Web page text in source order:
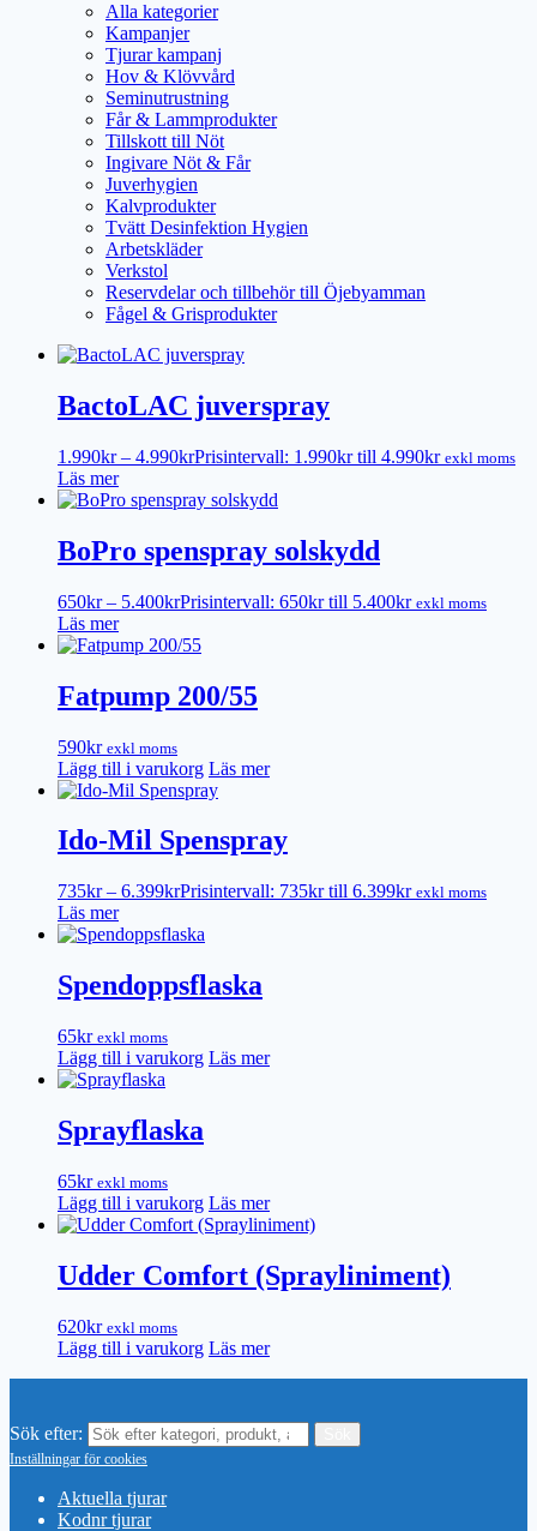
Alla kategorier
Kampanjer
Tjurar kampanj
Hov & Klövvård
Seminutrustning
Får & Lammprodukter
Tillskott till Nöt
Ingivare Nöt & Får
Juverhygien
Kalvprodukter
Tvätt Desinfektion Hygien
Arbetskläder
Verkstol
Reservdelar och tillbehör till Öjebyamman
Fågel & Grisprodukter
BactoLAC juverspray
1.990kr – 4.990krPrisintervall: 1.990kr till 4.990kr exkl moms
Läs mer
BoPro spenspray solskydd
650kr – 5.400krPrisintervall: 650kr till 5.400kr exkl moms
Läs mer
Fatpump 200/55
590kr exkl moms
Lägg till i varukorg Läs mer
Ido-Mil Spenspray
735kr – 6.399krPrisintervall: 735kr till 6.399kr exkl moms
Läs mer
Spendoppsflaska
65kr exkl moms
Lägg till i varukorg Läs mer
Sprayflaska
65kr exkl moms
Lägg till i varukorg Läs mer
Udder Comfort (Sprayliniment)
620kr exkl moms
Lägg till i varukorg Läs mer
Sök efter:
Inställningar för cookies
Aktuella tjurar
Kodnr tjurar